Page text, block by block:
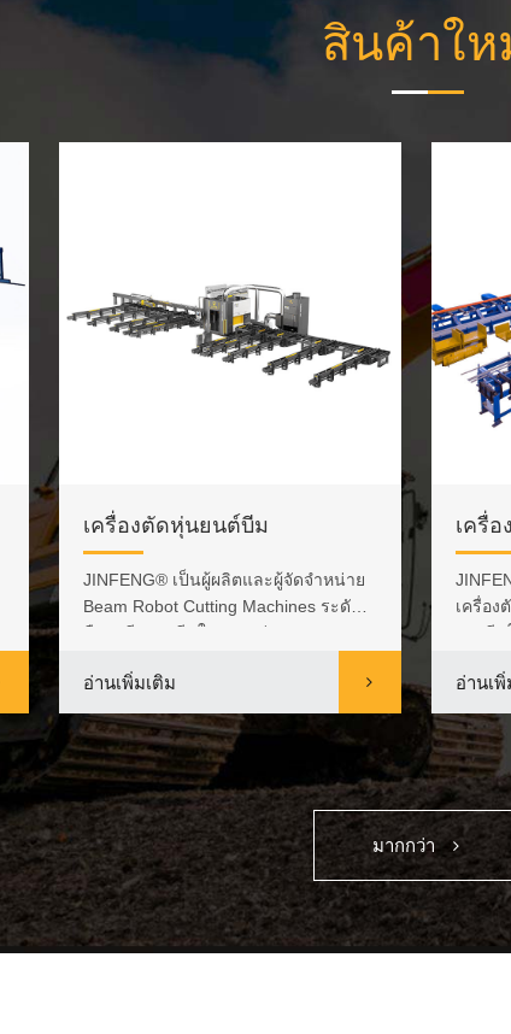
สินค้าให
เครื่องตัดหุ่นยนต์บีม
JINFENG® เป็นผู้ผลิตและผู้จัดจำหน่าย
Beam Robot Cutting Machines ระดับ
มืออาชีพของจีนในราคาย่อมเยา Be...
อ่านเพิ่มเติม
เครื่
เครื่อง
ของจี
อ่านเพิ่
มากกว่า